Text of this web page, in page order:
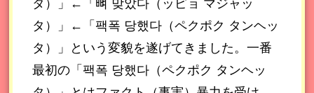
タ）」←「뼈 맞았다（ッピョ マジャッ
タ）」←「팩폭 당했다（ペクポク タンヘッ
タ）」という変貌を遂げてきました。一番
最初の「팩폭 당했다（ペクポク タンヘッ